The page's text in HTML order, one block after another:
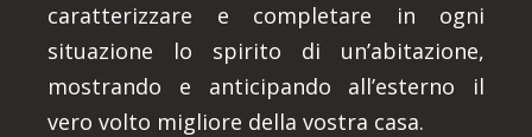
caratterizzare e completare in ogni
situazione lo spirito di un’abitazione,
mostrando e anticipando all’esterno il
vero volto migliore della vostra casa.